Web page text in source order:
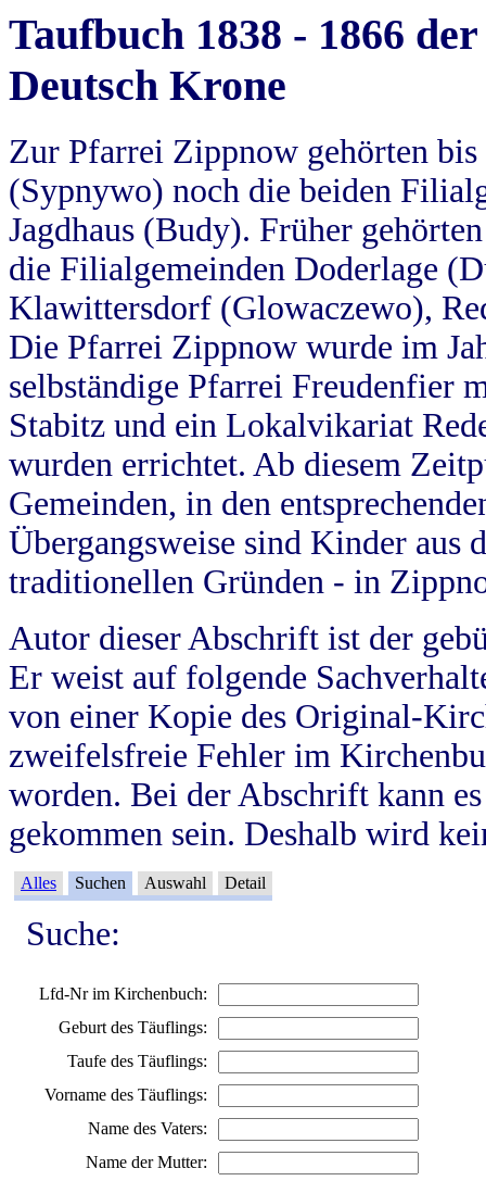
Taufbuch 1838 - 1866
Deutsch Krone
Zur Pfarrei Zippnow gehörten
(Sypnywo) noch die beiden
Jagdhaus (Budy). Früher
die Filialgemeinden Doderlage
Klawittersdorf (Glowaczewo),
Die Pfarrei Zippnow wurde im
selbständige Pfarrei Freudenfier
Stabitz und ein Lokalvikariat
wurden errichtet. Ab diesem
Gemeinden, in den
Übergangsweise sind Kinder aus
traditionellen Gründen - in
Autor dieser Abschrift ist der
Er weist auf folgende
von einer Kopie des Original-
zweifelsfreie Fehler im
worden. Bei der Abschrift kann
gekommen sein. Deshalb wird
Alles Suchen Auswahl Detail
Suche:
Lfd-Nr im Kirchenbuch:
Geburt des Täuflings:
Taufe des Täuflings:
Vorname des Täuflings:
Name des Vaters:
Name der Mutter: